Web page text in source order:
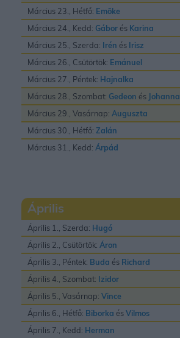
Március 23., Hétfő: Emõke
Március 24., Kedd: Gábor és Karina
Március 25., Szerda: Irén és Irisz
Március 26., Csütörtök: Emánuel
Március 27., Péntek: Hajnalka
Március 28., Szombat: Gedeon és Johanna
Március 29., Vasárnap: Auguszta
Március 30., Hétfő: Zalán
Március 31., Kedd: Árpád
Április
Április 1., Szerda: Hugó
Április 2., Csütörtök: Áron
Április 3., Péntek: Buda és Richard
Április 4., Szombat: Izidor
Április 5., Vasárnap: Vince
Április 6., Hétfő: Biborka ésVilmos
Április 7., Kedd: Herman